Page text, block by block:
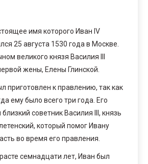
имя которого Иван IV
25 августа 1530 года в Москве.
великого князя Василия III
жены, Елены Глинской.
приготовлен к правлению, так как
ему было всего три года. Его
советник Василия III, князь
который помог Ивану
во время его правления.
семнадцати лет, Иван был